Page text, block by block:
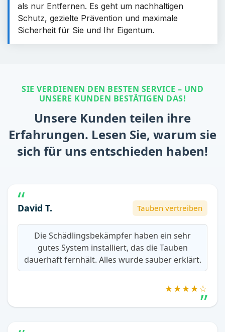
als nur Entfernen. Es geht um nachhaltigen
Schutz, gezielte Prävention und maximale
Sicherheit für Sie und Ihr Eigentum.
SIE VERDIENEN DEN BESTEN SERVICE – UND
UNSERE KUNDEN BESTÄTIGEN DAS!
Unsere Kunden teilen ihre
Erfahrungen. Lesen Sie, warum sie
sich für uns entschieden haben!
David T. Tauben vertreiben
Die Schädlingsbekämpfer haben ein sehr
gutes System installiert, das die Tauben
dauerhaft fernhält. Alles wurde sauber erklärt.
★★★★☆